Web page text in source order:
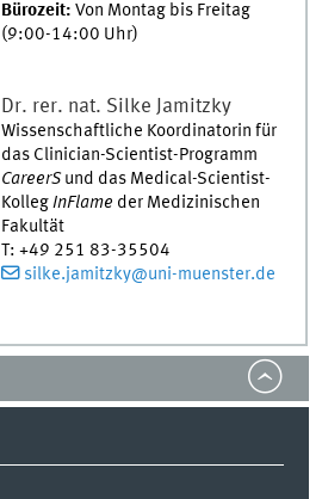
Bürozeit: Von Montag bis Freitag
(9:00-14:00 Uhr)
Dr. rer. nat. Silke Jamitzky
Wissenschaftliche Koordinatorin für
das Clinician-Scientist-Programm
CareerSund das Medical-Scientist-
KollegInFlame der Medizinischen
Fakultät
T: +49 251 83-35504
silke.jamitzky@uni-muenster.de